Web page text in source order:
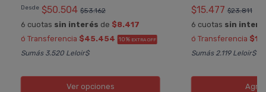
Desde $50.504 $53.162
6 cuotas sin interés de $8.417
ó Transferencia $45.454 10% EXTRA OFF
Sumás 3.520 Leloir$
Ver opciones
$15.477 $23.811
6 cuotas sin
ó Transferencia
Sumás 2.119 Leloir$